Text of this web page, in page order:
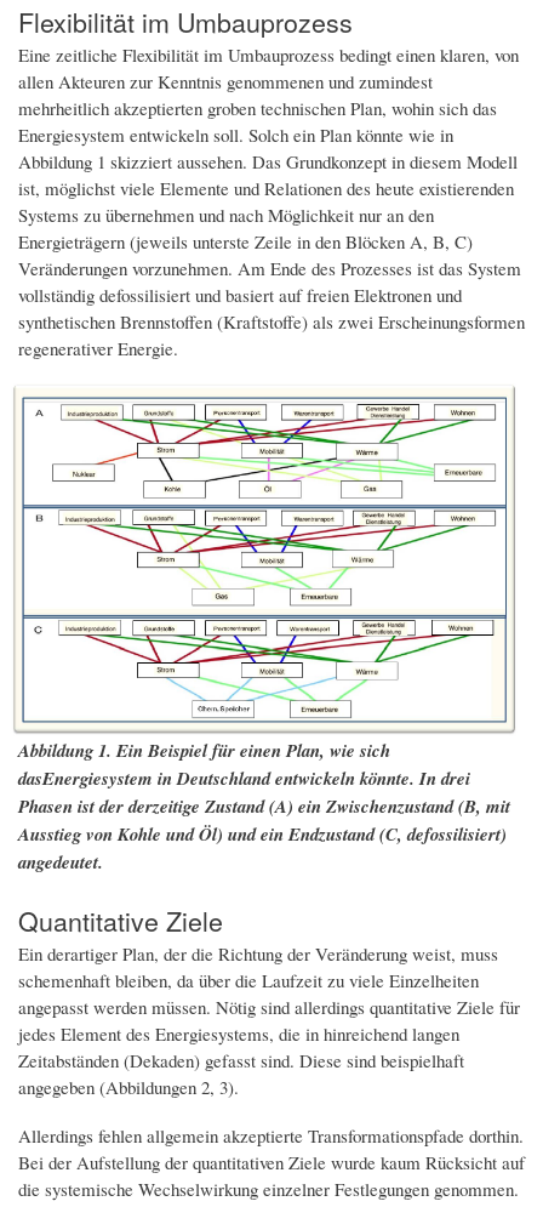
Flexibilität im Umbauprozess
Eine zeitliche Flexibilität im Umbauprozess bedingt einen klaren, von
allen Akteuren zur Kenntnis genommenen und zumindest
mehrheitlich akzeptierten groben technischen Plan, wohin sich das
Energiesystem entwickeln soll. Solch ein Plan könnte wie in
Abbildung 1 skizziert aussehen. Das Grundkonzept in diesem Modell
ist, möglichst viele Elemente und Relationen des heute existierenden
Systems zu übernehmen und nach Möglichkeit nur an den
Energieträgern (jeweils unterste Zeile in den Blöcken A, B, C)
Veränderungen vorzunehmen. Am Ende des Prozesses ist das System
vollständig defossilisiert und basiert auf freien Elektronen und
synthetischen Brennstoffen (Kraftstoffe) als zwei Erscheinungsformen
regenerativer Energie.
Abbildung 1. Ein Beispiel für einen Plan, wie sich
dasEnergiesystem in Deutschland entwickeln könnte. In drei
Phasen ist der derzeitige Zustand (A) ein Zwischenzustand (B, mit
Ausstieg von Kohle und Öl) und ein Endzustand (C, defossilisiert)
angedeutet.
Quantitative Ziele
Ein derartiger Plan, der die Richtung der Veränderung weist, muss
schemenhaft bleiben, da über die Laufzeit zu viele Einzelheiten
angepasst werden müssen. Nötig sind allerdings quantitative Ziele für
jedes Element des Energiesystems, die in hinreichend langen
Zeitabständen (Dekaden) gefasst sind. Diese sind beispielhaft
angegeben (Abbildungen 2, 3).
Allerdings fehlen allgemein akzeptierte Transformationspfade dorthin.
Bei der Aufstellung der quantitativen Ziele wurde kaum Rücksicht auf
die systemische Wechselwirkung einzelner Festlegungen genommen.